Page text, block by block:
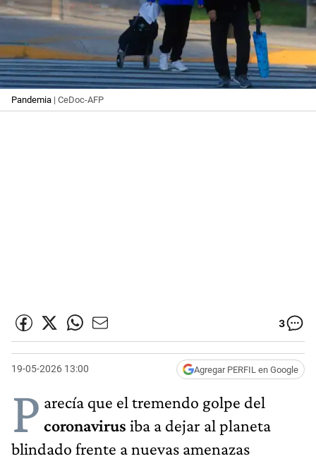
Pandemia | CeDoc-AFP
3
19-05-2026 13:00 Agregar PERFIL en Google
P arecía que el tremendo golpe del
coronavirus iba a dejar al planeta
blindado frente a nuevas amenazas